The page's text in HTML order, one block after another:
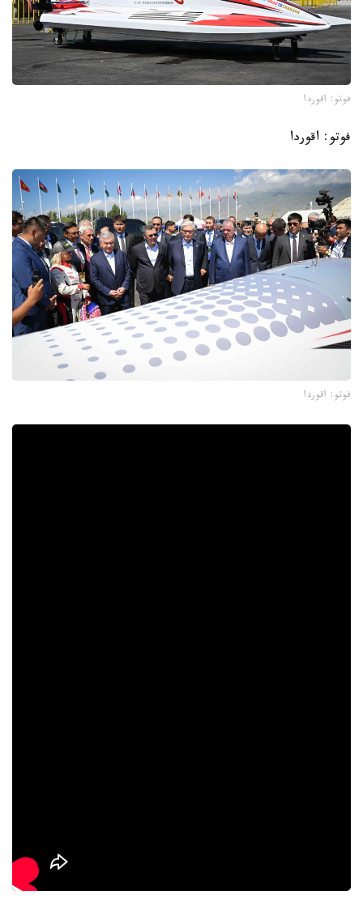
فوتو: اقوردا
فوتو: اقوردا
فوتو: اقوردا